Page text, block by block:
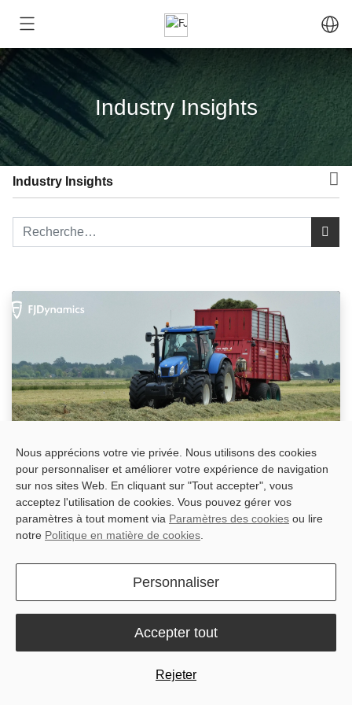
Industry Insights
Industry Insights
Is Your Farming Technology Outdated? Why ISOBUS is
the Missing Link
You climb into your tractor cab at 5:00 AM. The coffee is hot, but
your patience is already wearing thin. Why? Because you have to
boot up three different monitors just to start your day. There is
janv. 22, 2026
Nous apprécions votre vie privée. Nous utilisons des cookies
pour personnaliser et améliorer votre expérience de navigation
sur nos sites Web. En cliquant sur "Tout accepter", vous
acceptez l'utilisation de cookies. Vous pouvez gérer vos
paramètres à tout moment via Paramètres des cookies ou lire
notre Politique en matière de cookies
Personnaliser
Rejeter
Accepter tout